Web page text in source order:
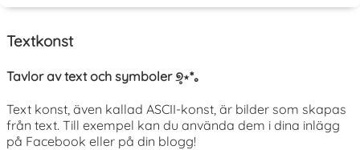
Textkonst
Tavlor av text och symboler ୭̥⋆*｡
Text konst, även kallad ASCII-konst, är bilder som skapas
från text. Till exempel kan du använda dem i dina inlägg
på Facebook eller på din blogg!